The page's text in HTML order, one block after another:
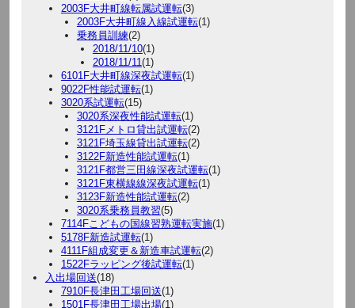
2003F大井町線転属試運転(3)
2003F大井町線入線試運転(1)
乗務員訓練(2)
2018/11/10(1)
2018/11/11(1)
6101F大井町線深夜試運転(1)
9022F性能試運転(1)
3020系試運転(15)
3020系深夜性能試運転(1)
3121Fメトロ貸出試運転(2)
3121F埼玉線貸出試運転(2)
3122F新造性能試運転(1)
3121F都営三田線深夜試運転(1)
3121F東横線線深夜試運転(1)
3123F新造性能試運転(2)
3020系乗務員教習(5)
7114Fこどもの国線習熟運転実施(1)
5178F新造試運転(1)
4111F組成変更＆新造車試運転(2)
1522Fラッピング後試運転(1)
入出場回送(18)
7910F長津田工場回送(1)
1501F長津田工場出場(1)